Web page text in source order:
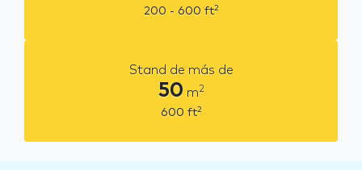
200 - 600 ft2
Stand de más de
50 m2
600 ft2